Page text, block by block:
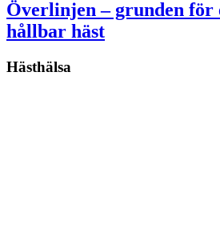
Överlinjen – grunden för
hållbar häst
Hästhälsa